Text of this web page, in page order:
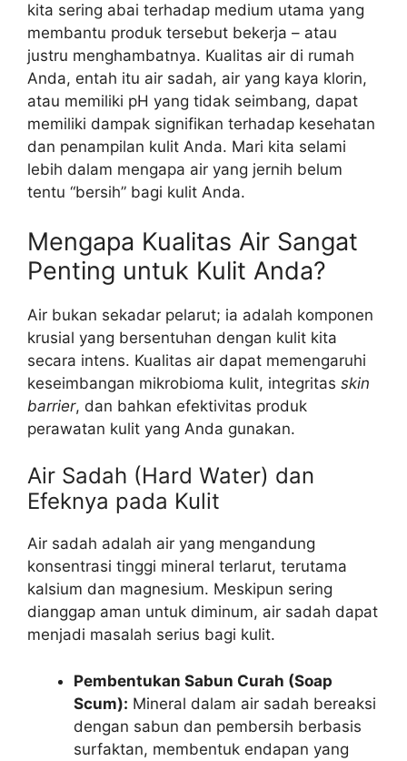
kita sering abai terhadap medium utama yang
membantu produk tersebut bekerja – atau
justru menghambatnya. Kualitas air di rumah
Anda, entah itu air sadah, air yang kaya klorin,
atau memiliki pH yang tidak seimbang, dapat
memiliki dampak signifikan terhadap kesehatan
dan penampilan kulit Anda. Mari kita selami
lebih dalam mengapa air yang jernih belum
tentu “bersih” bagi kulit Anda.
Mengapa Kualitas Air Sangat
Penting untuk Kulit Anda?
Air bukan sekadar pelarut; ia adalah komponen
krusial yang bersentuhan dengan kulit kita
secara intens. Kualitas air dapat memengaruhi
keseimbangan mikrobioma kulit, integritas skin
barrier, dan bahkan efektivitas produk
perawatan kulit yang Anda gunakan.
Air Sadah (Hard Water) dan
Efeknya pada Kulit
Air sadah adalah air yang mengandung
konsentrasi tinggi mineral terlarut, terutama
kalsium dan magnesium. Meskipun sering
dianggap aman untuk diminum, air sadah dapat
menjadi masalah serius bagi kulit.
Pembentukan Sabun Curah (Soap
Scum): Mineral dalam air sadah bereaksi
dengan sabun dan pembersih berbasis
surfaktan, membentuk endapan yang